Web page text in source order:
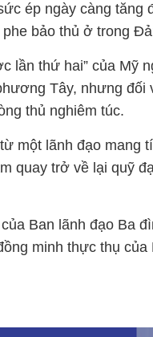
ép ngày càng tăng
bảo thủ ở trong
lần thứ hai” của Mỹ
Tây, nhưng đối
thủ nghiêm túc.
một lãnh đạo mang
quay trở về lại quỹ
Ban lãnh đạo Ba
minh thực thụ của